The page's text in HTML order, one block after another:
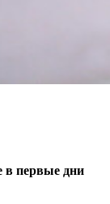
в первые дни